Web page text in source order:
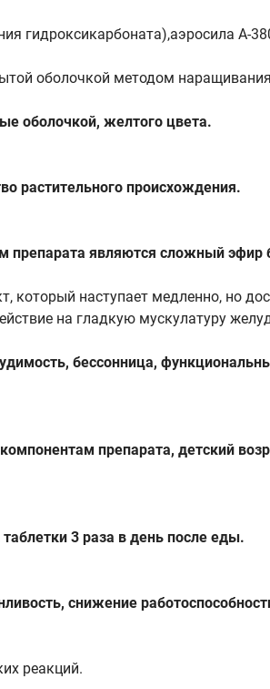
гидроксикарбоната),аэросила А-
оболочкой методом
оболочкой, желтого цвета.
растительного происхождения.
являются сложный эфир
наступает медленно, но
на гладкую мускулатуру
бессонница,
препарата, детский
3 раза в день после еды.
снижение
реакций.